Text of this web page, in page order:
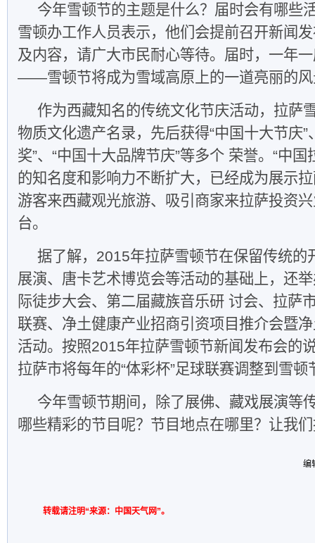
今年雪顿节的主题是什么？届时会有哪些
雪顿办工作人员表示，他们会提前召开新闻
及内容，请广大市民耐心等待。届时，一年
——雪顿节将成为雪域高原上的一道亮丽的风
作为西藏知名的传统文化节庆活动，拉萨
物质文化遗产名录，先后获得“中国十大节庆”
奖”、“中国十大品牌节庆”等多个 荣誉。“中
的知名度和影响力不断扩大，已经成为展示
游客来西藏观光旅游、吸引商家来拉萨投资
台。
据了解，2015年拉萨雪顿节在保留传统的
展演、唐卡艺术博览会等活动的基础上，还
际徒步大会、第二届藏族音乐研 讨会、拉萨
联赛、净土健康产业招商引资项目推介会暨
活动。按照2015年拉萨雪顿节新闻发布会的
拉萨市将每年的“体彩杯”足球联赛调整到雪顿
今年雪顿节期间，除了展佛、藏戏展演等
哪些精彩的节目呢？节目地点在哪里？让我
编
转载请注明“来源：中国天气网”。